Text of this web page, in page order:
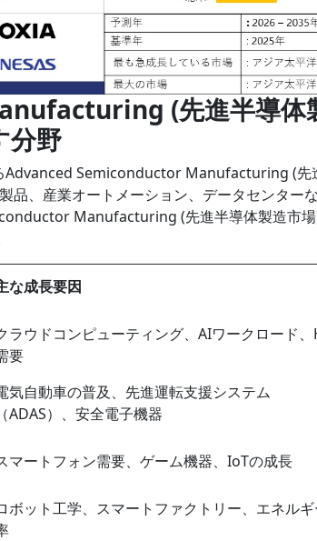
(先進半導体
分野
Advanced Semiconductor Manufacturing (先
品、産業オートメーション、データセンター
Manufacturing (先進半導体製造市
な成長要因
ラウドコンピューティング、AIワークロード、
要
気自動車の普及、先進運転支援システム
（ADAS）、安全電子機器
マートフォン需要、ゲーム機器、IoTの成長
ボット工学、スマートファクトリー、エネル